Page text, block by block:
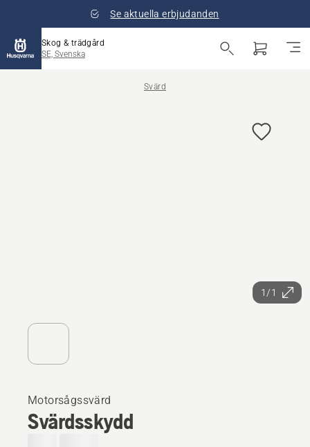
Se aktuella erbjudanden
Skog & trädgård
SE, Svenska
Svärd
1/1
Motorsågssvärd
Svärdsskydd